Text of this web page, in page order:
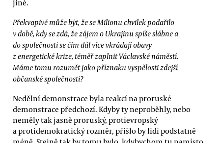
jiné.
Překvapivé může být, že se Milionu chvilek podařilo
v době, kdy se zdá, že zájem o Ukrajinu spíše slábne a
do společnosti se čím dál více vkrádají obavy
z energetické krize, téměř zaplnit Václavské náměstí.
Máme tomu rozumět jako příznaku vyspělosti zdejší
občanské společnosti?
Nedělní demonstrace byla reakcí na proruské
demonstrace předchozí. Kdyby ty neproběhly, nebo
neměly tak jasně proruský, protievropský
a protidemokratický rozměr, přišlo by lidí podstatně